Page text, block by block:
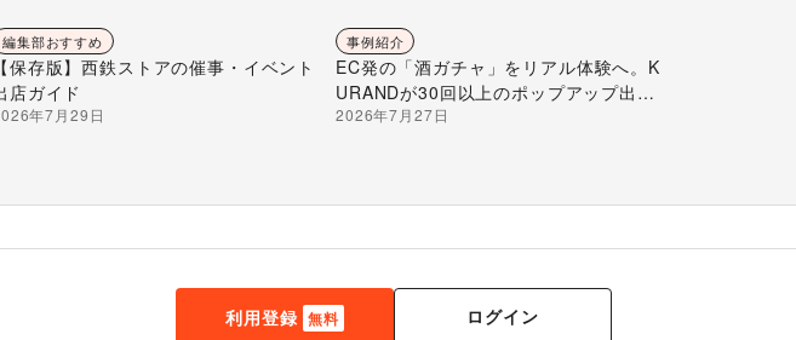
編集部おすすめ
【保存版】西鉄ストアの催事・イベント
店ガイド
年7月29日
事例紹介
EC発の「酒ガチャ」をリアル体験へ。K
URANDが30回以上のポップアップ出店
で届ける“新しいお酒との出会い”
2026年7月27日
利用登録 無料 ログイン